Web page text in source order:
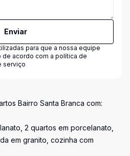
Enviar
para que a nossa equipe
de acordo com a política de
serviço
Bairro Santa Branca com:
2 quartos em porcelanato,
em granito, cozinha com